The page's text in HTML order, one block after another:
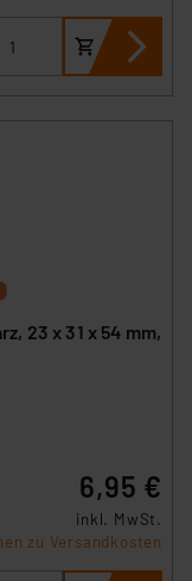
23 x 31 x 54 mm,
6,95 €
inkl. MwSt.
zu Versandkosten